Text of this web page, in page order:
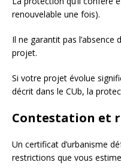
renouvelable une fois).
Il ne garantit pas
projet.
Si votre projet évolue
décrit dans le CUb, la
Contestation et
Un certificat d’urbanisme
restrictions que vous